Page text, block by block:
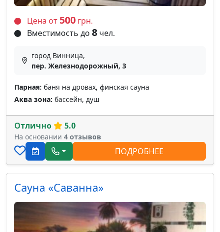
Цена от 500 грн.
Вместимость до 8 чел.
город Винница,
пер. Железнодорожный, 3
Парная: баня на дровах, финская сауна
Аква зона: бассейн, душ
Отлично 5.0
На основании 4 отзывов
ПОДРОБНЕЕ
Сауна «Саванна»